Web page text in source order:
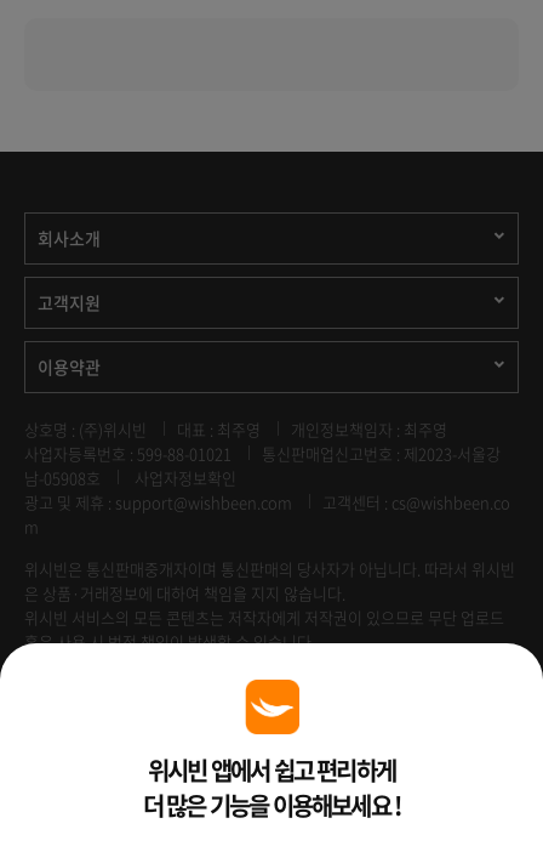
회사소개
고객지원
이용약관
상호명 : (주)위시빈 대표 : 최주영
개인정보책임자 : 최주영
사업자등록번호 : 599-88-01021
통신판매업신고번호 : 제2023-서울강
남-05908호
사업자정보확인
광고 및 제휴 : support@wishbeen.com
고객센터 : cs@wishbeen.co
m
위시빈은 통신판매중개자이며 통신판매의 당사자가 아닙니다. 따라서 위시빈
은 상품·거래정보에 대하여 책임을 지지 않습니다.
위시빈 서비스의 모든 콘텐츠는 저작자에게 저작권이 있으므로 무단 업로드
혹은 사용 시 법적 책임이 발생할 수 있습니다.
Venture Enterprise위시빈 앱에서 쉽고 편리하게
더 많은 기능을 이용해보세요 !